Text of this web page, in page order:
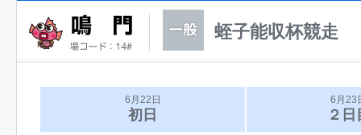
蛭子能収杯競走
6月22日
初日
6月23
２日